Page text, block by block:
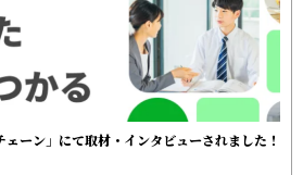
ーン」にて取材・インタビューされました！